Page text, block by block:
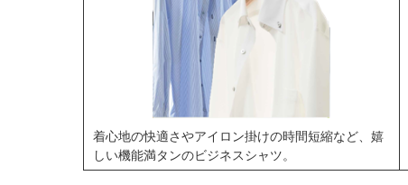
着心地の快適さやアイロン掛けの時間短縮など、嬉
しい機能満タンのビジネスシャツ。